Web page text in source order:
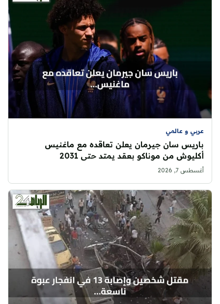
عربي و عالمي
باريس سان جيرمان يعلن تعاقده مع ماغنيس
أكليوش من موناكو بعقد يمتد حتى 2031
أغسطس 7, 2026